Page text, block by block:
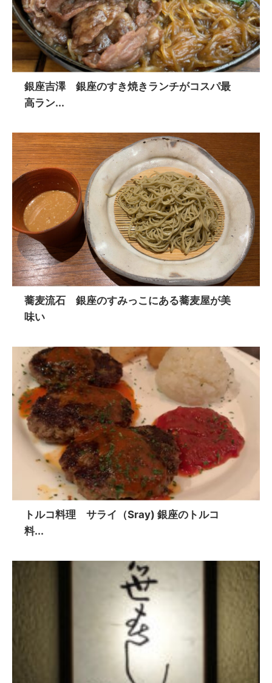
銀座吉澤 銀座のすき焼きランチがコスパ最
高ラン...
蕎麦流石 銀座のすみっこにある蕎麦屋が美
味い
トルコ料理 サライ（Sray) 銀座のトルコ
料...